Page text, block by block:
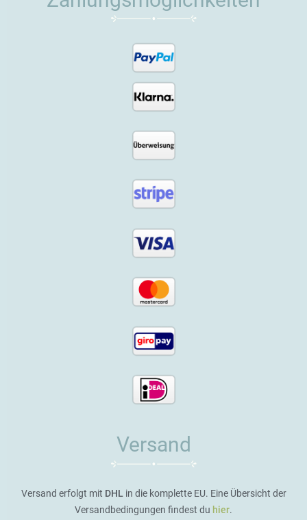
Versand
Versand erfolgt mit DHLin die komplette EU. Eine Übersicht der
Versandbedingungen findest du hier.